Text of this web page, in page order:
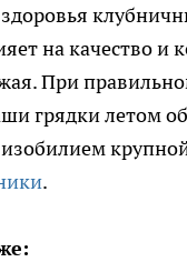
на качество и
При
грядки летом
.